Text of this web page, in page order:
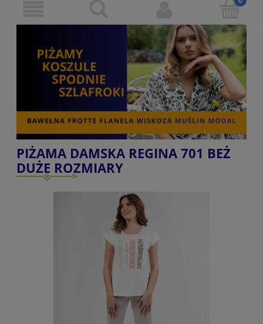
PIŻAMA DAMSKA REGINA 701 BEŻ
DUŻE ROZMIARY